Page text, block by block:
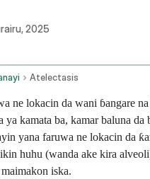
2025
Atelectasis
ne lokacin da wani ɓangare
kamata ba, kamar baluna da
yana faruwa ne lokacin da
huhu (wanda ake kira
iska.